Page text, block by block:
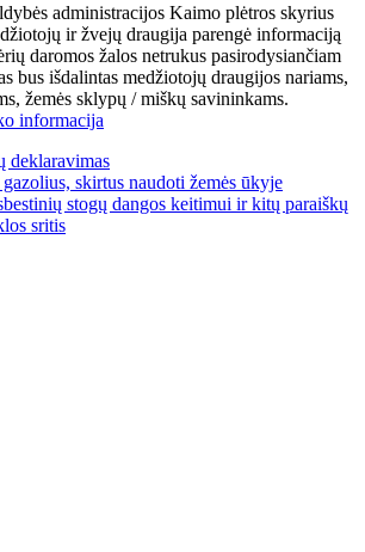
administracijos Kaimo plėtros skyrius
ir žvejų draugija parengė informaciją
daromos žalos netrukus pasirodysiančiam
bus išdalintas medžiotojų draugijos nariams,
žemės sklypų / miškų savininkams.
informacija
deklaravimas
skirtus naudoti žemės ūkyje
stogų dangos keitimui ir kitų paraiškų
sritis